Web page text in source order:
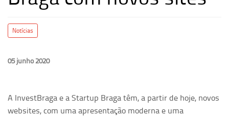
Notícias
05 junho 2020
A InvestBraga e a Startup Braga têm, a partir de hoje, novos
websites, com uma apresentação moderna e uma